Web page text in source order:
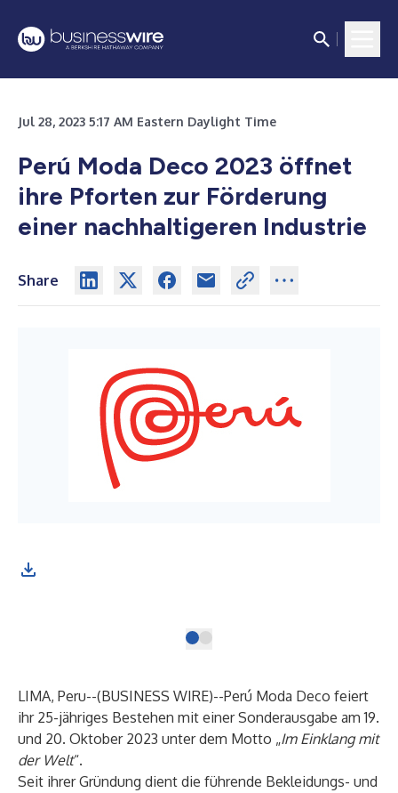
Jul 28, 2023 5:17 AM Eastern Daylight Time
Perú Moda Deco 2023 öffnet
ihre Pforten zur Förderung
einer nachhaltigeren Industrie
Share
LIMA, Peru--(BUSINESS WIRE)--Perú Moda Deco feiert
ihr 25-jähriges Bestehen mit einer Sonderausgabe am 19.
und 20. Oktober 2023 unter dem Motto „Im Einklang mit
der Welt“.
Seit ihrer Gründung dient die führende Bekleidungs- und